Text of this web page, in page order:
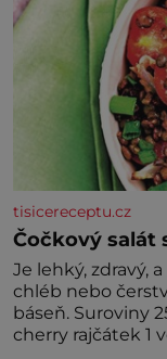
tisicereceptu.cz
Čočkový salát
Je lehký, zdravý,
chléb nebo
báseň. Suroviny 250 g vaší oblíbené čočky 150 g
cherry rajčátek 1